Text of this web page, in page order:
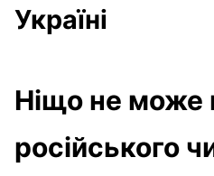
Україні
Ніщо не може
російського